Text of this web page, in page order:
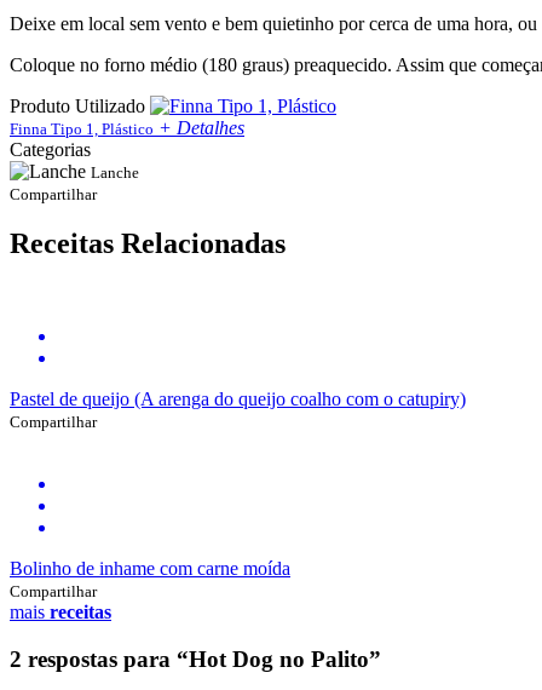
Deixe em local sem vento e bem quietinho por cerca de uma hora, ou
Coloque no forno médio (180 graus) preaquecido. Assim que
Produto Utilizado
Finna Tipo 1, Plástico + Detalhes
Categorias
Lanche
Compartilhar
Receitas Relacionadas
Pastel de queijo (A arenga do queijo coalho com o catupiry)
Compartilhar
Bolinho de inhame com carne moída
Compartilhar
mais receitas
2 respostas para “Hot Dog no Palito”